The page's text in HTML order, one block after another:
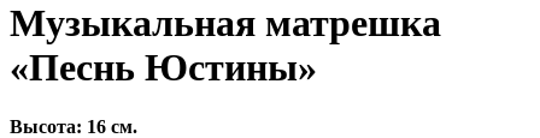
Музыкальная матрешка
«Песнь Юстины»
Высота: 16 см.